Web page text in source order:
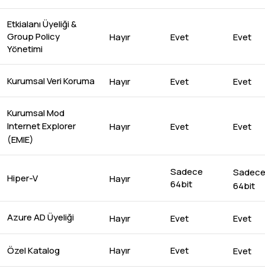
Etkialanı Üyeliği &
Group Policy
Yönetimi
Hayır Evet Evet
Kurumsal Veri Koruma Hayır Evet Evet
Kurumsal Mod
Internet Explorer
(EMIE)
Hayır Evet Evet
Hiper-V Hayır
Sadece
64bit
Sadece
64bit
Azure AD Üyeliği Hayır Evet Evet
Özel Katalog Hayır Evet Evet